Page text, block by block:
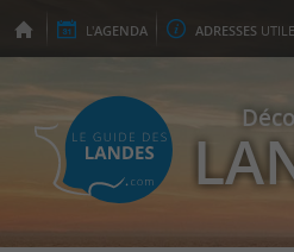
L'AGENDA ADRESSES